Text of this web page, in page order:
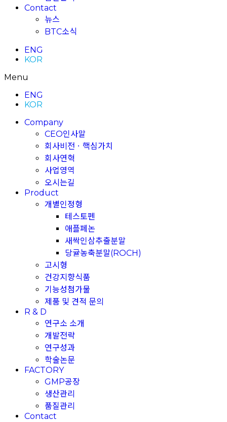
Contact
뉴스
BTC소식
ENG
KOR
Menu
ENG
KOR
Company
CEO인사말
회사비전ㆍ핵심가치
회사연혁
사업영역
오시는길
Product
개별인정형
테스토펜
애플페논
새싹인삼추출분말
당귤농축분말(ROCH)
고시형
건강지향식품
기능성첨가물
제품 및 견적 문의
R & D
연구소 소개
개발전략
연구성과
학술논문
FACTORY
GMP공장
생산관리
품질관리
Contact